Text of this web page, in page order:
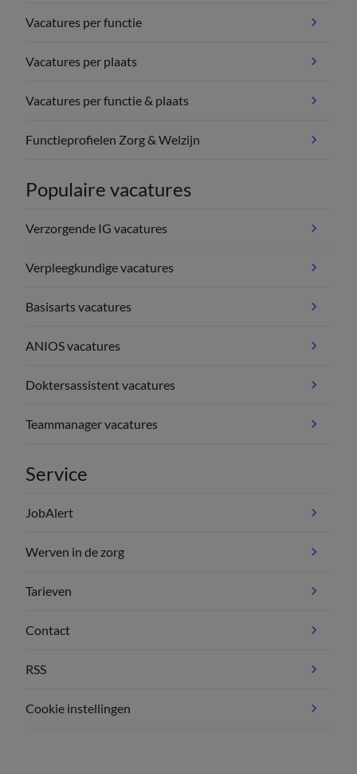
Vacatures per functie
Vacatures per plaats
Vacatures per functie & plaats
Functieprofielen Zorg & Welzijn
Populaire vacatures
Verzorgende IG vacatures
Verpleegkundige vacatures
Basisarts vacatures
ANIOS vacatures
Doktersassistent vacatures
Teammanager vacatures
Service
JobAlert
Werven in de zorg
Tarieven
Contact
RSS
Cookie instellingen